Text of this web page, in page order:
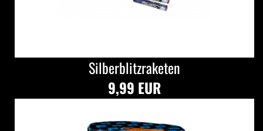
Silberblitzraketen
9,99 EUR